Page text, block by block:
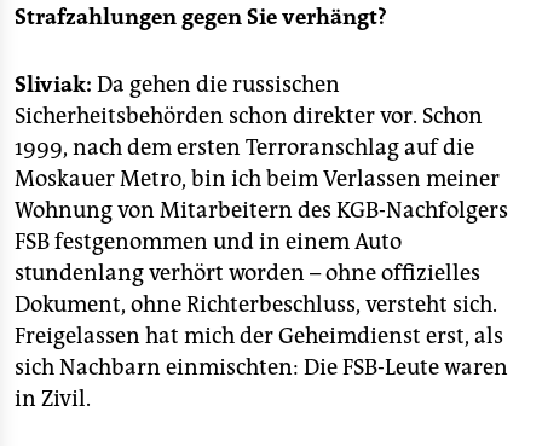
Strafzahlungen gegen Sie verhängt?
Sliviak: Da gehen die russischen
Sicherheitsbehörden schon direkter vor. Schon
1999, nach dem ersten Terroranschlag auf die
Moskauer Metro, bin ich beim Verlassen meiner
Wohnung von Mitarbeitern des KGB-Nachfolgers
FSB festgenommen und in einem Auto
stundenlang verhört worden – ohne offizielles
Dokument, ohne Richterbeschluss, versteht sich.
Freigelassen hat mich der Geheimdienst erst, als
sich Nachbarn einmischten: Die FSB-Leute waren
in Zivil.